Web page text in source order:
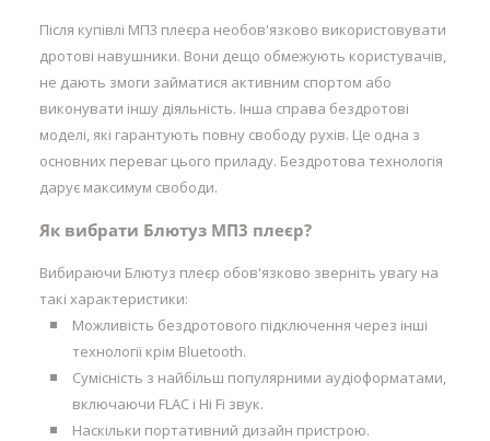
Після купівлі МП3 плеєра необов'язково використовувати
дротові навушники. Вони дещо обмежують користувачів,
не дають змоги займатися активним спортом або
виконувати іншу діяльність. Інша справа бездротові
моделі, які гарантують повну свободу рухів. Це одна з
основних переваг цього приладу. Бездротова технологія
дарує максимум свободи.
Як вибрати Блютуз МП3 плеєр?
Вибираючи Блютуз плеєр обов'язково зверніть увагу на
такі характеристики:
Можливість бездротового підключення через інші
технології крім Bluetooth.
Сумісність з найбільш популярними аудіоформатами,
включаючи FLAC і Hi Fi звук.
Наскільки портативний дизайн пристрою.